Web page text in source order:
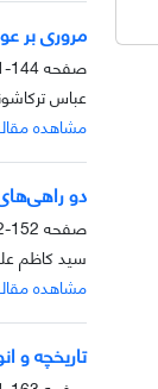
مروری بر
صفحه144-151
عباس
مشاهده
دو
صفحه 152-162
سید کاظم
مشاهده
تاریخچه و